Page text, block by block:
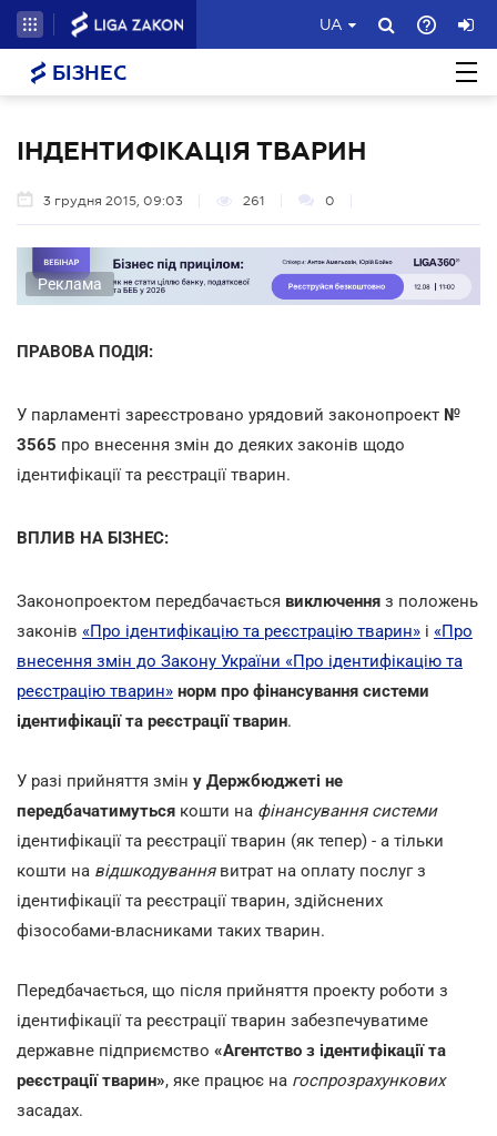
UA
БІЗНЕС
ІНДЕНТИФІКАЦІЯ ТВАРИН
3 грудня 2015, 09:03 261 0
Реклама
ПРАВОВА ПОДІЯ:
У парламенті зареєстровано урядовий законопроект №
3565 про внесення змін до деяких законів щодо
ідентифікації та реєстрації тварин.
ВПЛИВ НА БІЗНЕС:
Законопроектом передбачається виключення з положень
законів «Про ідентифікацію та реєстрацію тварин» і «Про
внесення змін до Закону України «Про ідентифікацію та
реєстрацію тварин» норм про фінансування системи
ідентифікації та реєстрації тварин.
У разі прийняття змін у Держбюджеті не
передбачатимуться кошти на фінансування системи
ідентифікації та реєстрації тварин (як тепер) - а тільки
кошти на відшкодуваннявитрат на оплату послуг з
ідентифікації та реєстрації тварин, здійснених
фізособами-власниками таких тварин.
Передбачається, що після прийняття проекту роботи з
ідентифікації та реєстрації тварин забезпечуватиме
державне підприємство «Агентство з ідентифікації та
реєстрації тварин», яке працює на госпрозрахункових
засадах.